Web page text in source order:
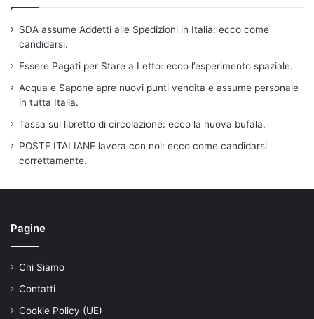
SDA assume Addetti alle Spedizioni in Italia: ecco come
candidarsi.
Essere Pagati per Stare a Letto: ecco l’esperimento spaziale.
Acqua e Sapone apre nuovi punti vendita e assume personale
in tutta Italia.
Tassa sul libretto di circolazione: ecco la nuova bufala.
POSTE ITALIANE lavora con noi: ecco come candidarsi
correttamente.
Pagine
Chi Siamo
Contatti
Cookie Policy (UE)